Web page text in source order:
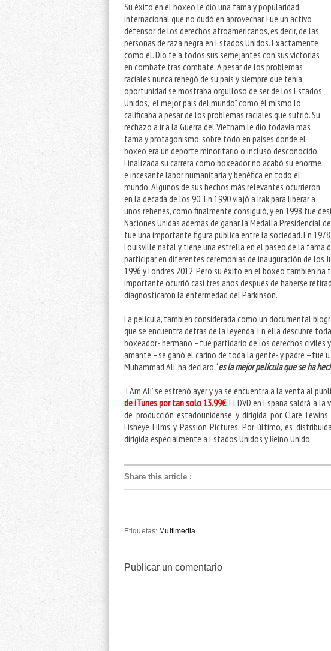
Su éxito en el boxeo le dio una fama y popularidad
internacional que no dudó en aprovechar. Fue un activo
defensor de los derechos afroamericanos, es decir, de las
personas de raza negra en Estados Unidos. Exactamente
como él. Dio fe a todos sus semejantes con sus victorias
en combate tras combate. A pesar de los problemas
raciales nunca renegó de su país y siempre que tenía
oportunidad se mostraba orgulloso de ser de los Estados
Unidos, “el mejor país del mundo” como él mismo lo
calificaba a pesar de los problemas raciales que sufrió. Su
rechazo a ir a la Guerra del Vietnam le dio todavía más
fama y protagonismo, sobre todo en países donde el
boxeo era un deporte minoritario o incluso desconocido.
Finalizada su carrera como boxeador no acabó su enorme
e incesante labor humanitaria y benéfica en todo el
mundo. Algunos de sus hechos más relevantes ocurrieron
en la década de los 90: En 1990 viajó a Irak para liberar a
unos rehenes, como finalmente consiguió, y en 1998 fue
Naciones Unidas además de ganar la Medalla Presidencial
fue una importante figura pública entre la sociedad. En
Louisville natal y tiene una estrella en el paseo de la fama
participar en diferentes ceremonias de inauguración de los
1996 y Londres 2012. Pero su éxito en el boxeo también ha
importante ocurrió casi tres años después de haberse
diagnosticaron la enfermedad del Parkinson.
La película, también considerada como un documental
que se encuentra detrás de la leyenda. En ella descubre
boxeador-, hermano –fue partidario de los derechos civiles
amante –se ganó el cariño de toda la gente- y padre –fue
Muhammad Ali, ha declaro “es la mejor película que se ha
‘I Am Ali’ se estrenó ayer y ya se encuentra a la venta al
de iTunes por tan solo 13.99€. El DVD en España saldrá a
de producción estadounidense y dirigida por Clare
Fisheye Films y Passion Pictures. Por último, es
dirigida especialmente a Estados Unidos y Reino Unido.
Share this article :
Etiquetas: Multimedia
Publicar un comentario